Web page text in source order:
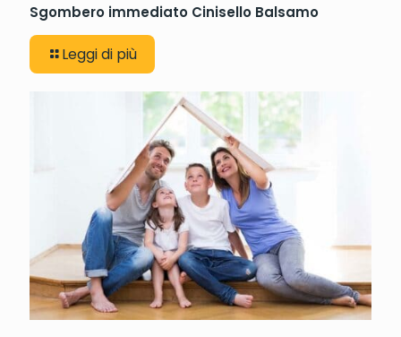
Sgombero immediato Cinisello Balsamo
Leggi di più